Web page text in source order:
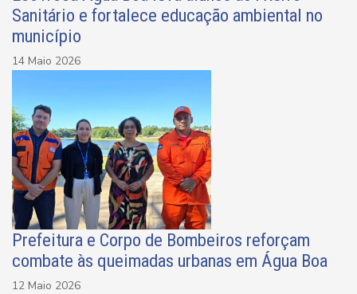
Sanitário e fortalece educação ambiental no
município
14 Maio 2026
Prefeitura e Corpo de Bombeiros reforçam
combate às queimadas urbanas em Água Boa
12 Maio 2026